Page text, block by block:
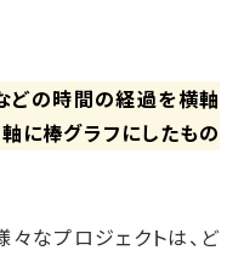
どの時間の経過を横軸
に棒グラフにしたもの
なプロジェクトは、ど